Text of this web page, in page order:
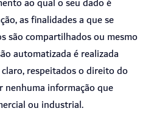
as finalidades a que se
são compartilhados ou mesmo
automatizada é realizada
respeitados o direito do
nenhuma informação que
ou industrial.